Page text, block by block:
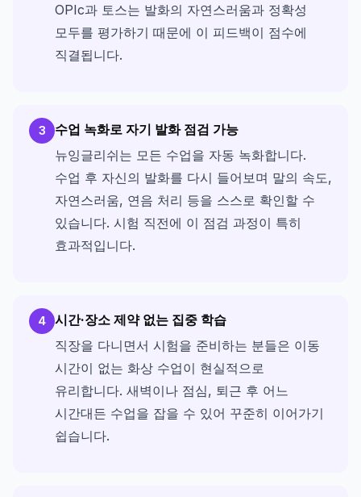
OPIc과 토스는 발화의 자연스러움과 정확성
모두를 평가하기 때문에 이 피드백이 점수에
직결됩니다.
3
수업 녹화로 자기 발화 점검 가능
뉴잉글리쉬는 모든 수업을 자동 녹화합니다.
수업 후 자신의 발화를 다시 들어보며 말의 속도,
자연스러움, 연음 처리 등을 스스로 확인할 수
있습니다. 시험 직전에 이 점검 과정이 특히
효과적입니다.
4
시간·장소 제약 없는 집중 학습
직장을 다니면서 시험을 준비하는 분들은 이동
시간이 없는 화상 수업이 현실적으로
유리합니다. 새벽이나 점심, 퇴근 후 어느
시간대든 수업을 잡을 수 있어 꾸준히 이어가기
쉽습니다.